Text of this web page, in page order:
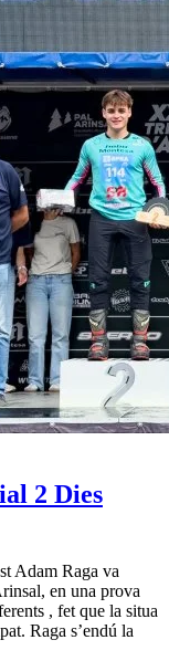
2 Dies
Adam Raga va
en una prova
, fet que la situa
Raga s’endú la